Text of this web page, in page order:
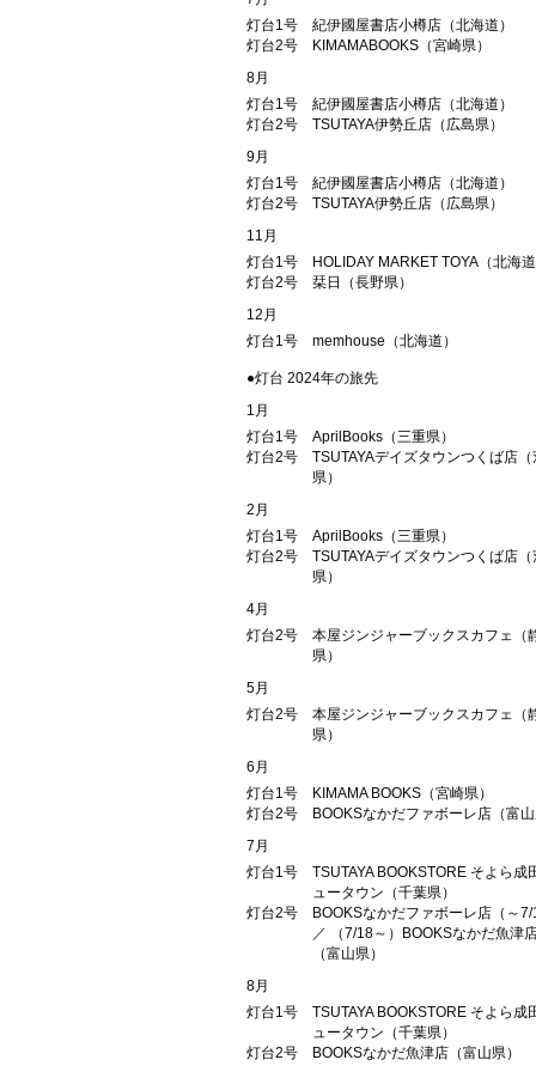
灯台1号
紀伊國屋書店小樽店（北海道）
灯台2号
KIMAMABOOKS（宮崎県）
8月
灯台1号
紀伊國屋書店小樽店（北海道）
灯台2号
TSUTAYA伊勢丘店（広島県）
9月
灯台1号
紀伊國屋書店小樽店（北海道）
灯台2号
TSUTAYA伊勢丘店（広島県）
11月
灯台1号
HOLIDAY MARKET TOYA（北海道
灯台2号
栞日（長野県）
12月
灯台1号
memhouse（北海道）
●灯台 2024年の旅先
1月
灯台1号
AprilBooks（三重県）
灯台2号
TSUTAYAデイズタウンつくば店（
県）
2月
灯台1号
AprilBooks（三重県）
灯台2号
TSUTAYAデイズタウンつくば店（
県）
4月
灯台2号
本屋ジンジャーブックスカフェ（
県）
5月
灯台2号
本屋ジンジャーブックスカフェ（
県）
6月
灯台1号
KIMAMA BOOKS（宮崎県）
灯台2号
BOOKSなかだファボーレ店（富山
7月
灯台1号
TSUTAYA BOOKSTORE そよら成
ュータウン（千葉県）
灯台2号
BOOKSなかだファボーレ店（～7/
／ （7/18～）BOOKSなかだ魚津
（富山県）
8月
灯台1号
TSUTAYA BOOKSTORE そよら成
ュータウン（千葉県）
灯台2号
BOOKSなかだ魚津店（富山県）